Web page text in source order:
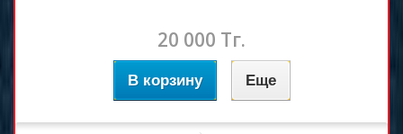
20 000 Тг.
В корзину Еще